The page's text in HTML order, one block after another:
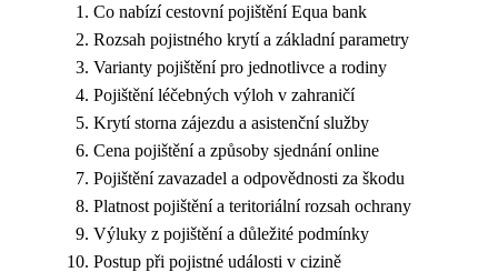
Co nabízí cestovní pojištění Equa bank
Rozsah pojistného krytí a základní parametry
Varianty pojištění pro jednotlivce a rodiny
Pojištění léčebných výloh v zahraničí
Krytí storna zájezdu a asistenční služby
Cena pojištění a způsoby sjednání online
Pojištění zavazadel a odpovědnosti za škodu
Platnost pojištění a teritoriální rozsah ochrany
Výluky z pojištění a důležité podmínky
Postup při pojistné události v cizině